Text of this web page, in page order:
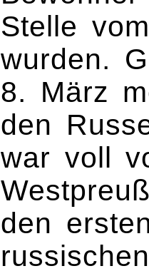
Stelle
wurden.
8. März
den
war voll
den